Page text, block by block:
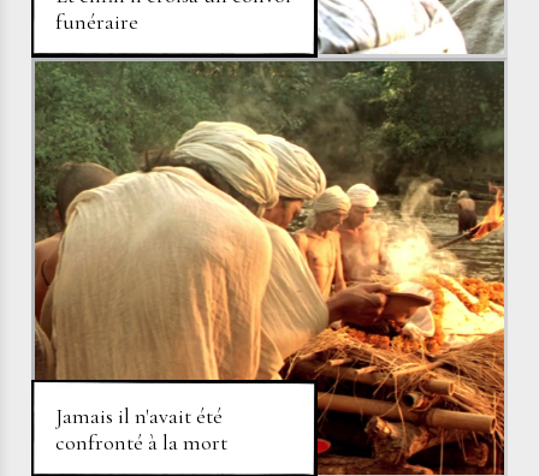
funéraire
Jamais il n'avait été
confronté à la mort